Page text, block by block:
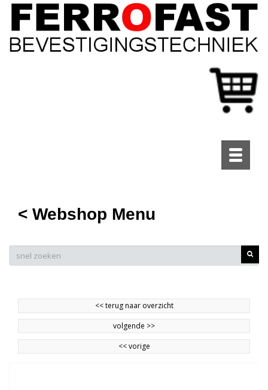
Toggle
< Webshop Menu
<<terug naar overzicht
volgende >>
<<vorige